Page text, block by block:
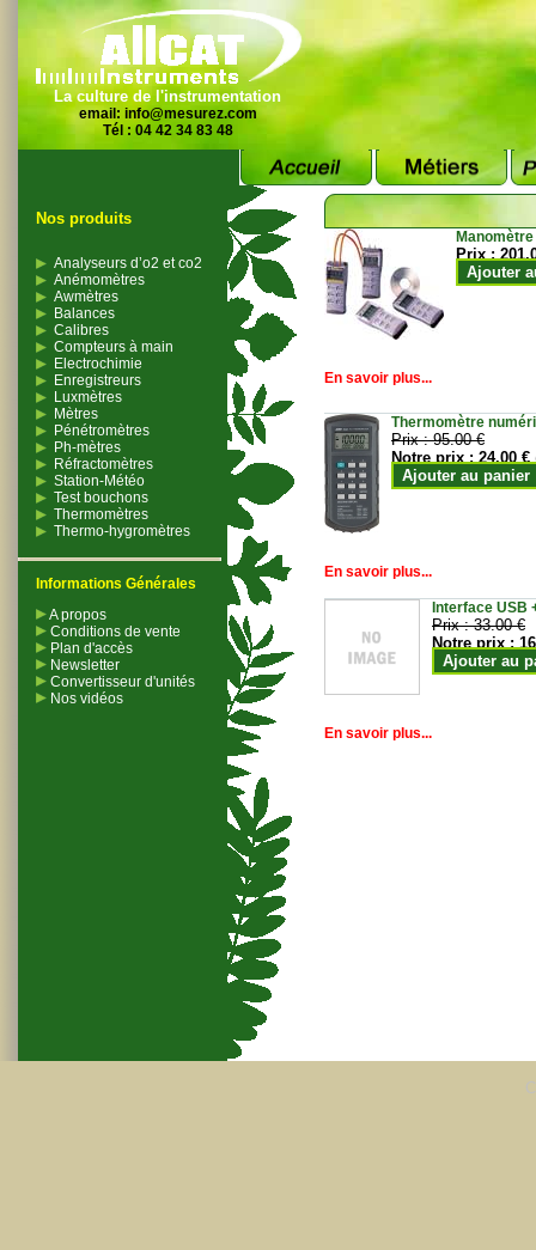
La culture de l'instrumentation
email: info@mesurez.com
Tél : 04 42 34 83 48
Nos produits
Analyseurs d’o2 et co2
Anémomètres
Awmètres
Balances
Calibres
Compteurs à main
Electrochimie
Enregistreurs
Luxmètres
Mètres
Pénétromètres
Ph-mètres
Réfractomètres
Station-Météo
Test bouchons
Thermomètres
Thermo-hygromètres
Informations Générales
A propos
Conditions de vente
Plan d'accès
Newsletter
Convertisseur d'unités
Nos vidéos
Prix :
Ajouter
En savoir plus...
Thermomètre
Prix :95.00 €
Notre prix :24.00 €
Ajouter au panier
En savoir plus...
Interface USB
Prix :33.00 €
Notre prix :
Ajouter au
En savoir plus...